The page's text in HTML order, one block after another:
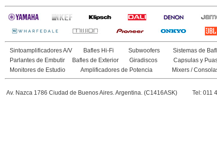
Sintoamplificadores A/V Bafles Hi-Fi Subwoofers
Sistemas de
Parlantes de Embutir
Bafles de Exterior Giradiscos
Capsulas y
Monitores de Estudio
Amplificadores de Potencia Mixers /
Av. Nazca 1786 Ciudad de Buenos Aires. Argentina. (C1416ASK) Tel: 011